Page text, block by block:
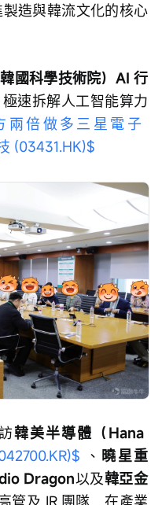
造與韓流文化的核心
國科學技術院）AI 行
速拆解人工智能算力
兩倍做多三星電子
(03431.HK)$
韓美半導體（Hana
、 曉星重
Dragon以及韓亞金
管及 IR 團隊，在產業